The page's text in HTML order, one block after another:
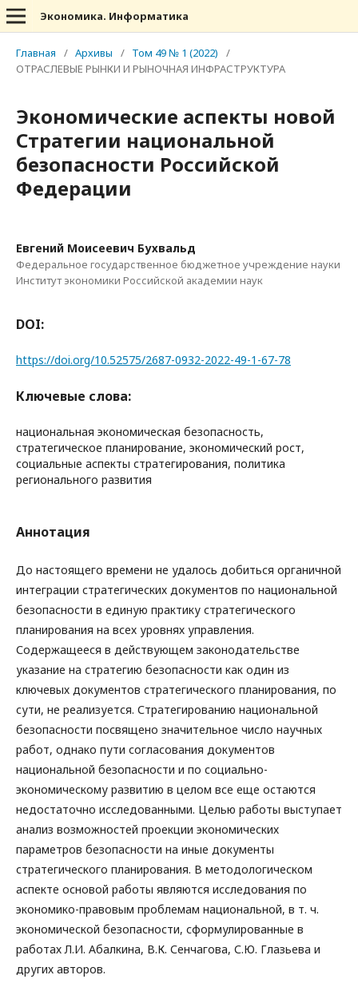
Экономика. Информатика
Главная / Архивы / Том 49 № 1 (2022)
/
ОТРАСЛЕВЫЕ РЫНКИ И РЫНОЧНАЯ ИНФРАСТРУКТУРА
Экономические аспекты новой
Стратегии национальной
безопасности Российской
Федерации
Евгений Моисеевич Бухвальд
Федеральное государственное бюджетное учреждение науки
Институт экономики Российской академии наук
DOI:
https://doi.org/10.52575/2687-0932-2022-49-1-67-78
Ключевые слова:
национальная экономическая безопасность,
стратегическое планирование, экономический рост,
социальные аспекты стратегирования, политика
регионального развития
Аннотация
До настоящего времени не удалось добиться органичной
интеграции стратегических документов по национальной
безопасности в единую практику стратегического
планирования на всех уровнях управления.
Содержащееся в действующем законодательстве
указание на стратегию безопасности как один из
ключевых документов стратегического планирования, по
сути, не реализуется. Стратегированию национальной
безопасности посвящено значительное число научных
работ, однако пути согласования документов
национальной безопасности и по социально-
экономическому развитию в целом все еще остаются
недостаточно исследованными. Целью работы выступает
анализ возможностей проекции экономических
параметров безопасности на иные документы
стратегического планирования. В методологическом
аспекте основой работы являются исследования по
экономико-правовым проблемам национальной, в т. ч.
экономической безопасности, сформулированные в
работах Л.И. Абалкина, В.К. Сенчагова, С.Ю. Глазьева и
других авторов.